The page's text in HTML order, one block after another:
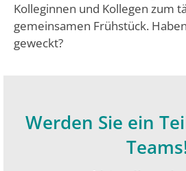
Kolleginnen und Kollegen zum
gemeinsamen Frühstück.
geweckt?
Werden Sie ein